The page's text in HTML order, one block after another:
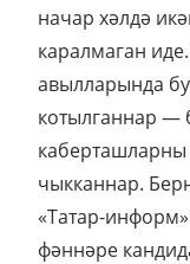
начар хәлдә
каралмаган
авылларында
котылганнар —
каберташларны
чыкканнар.
«Татар-
фәннәре